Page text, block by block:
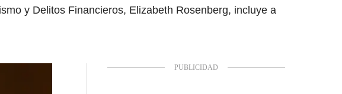
y Delitos Financieros, Elizabeth Rosenberg, incluye a